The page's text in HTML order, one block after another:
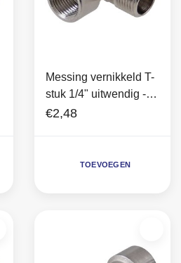
Messing vernikkeld T-
stuk 1/4" uitwendig -
1/4" inwendig (2x)
€2,48
TOEVOEGEN